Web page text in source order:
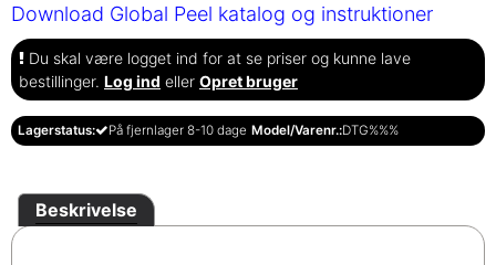
Download Global Peel katalog og instruktioner
Du skal være logget ind for at se priser og kunne lave
bestillinger. Log ind eller Opret bruger
Lagerstatus: På fjernlager 8-10 dage Model/Varenr.:DTG%%%
Beskrivelse